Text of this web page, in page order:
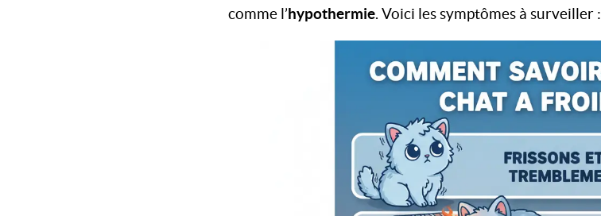
comme l’hypothermie. Voici les symptômes à surveiller :